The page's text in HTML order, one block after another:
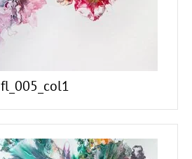
fl_005_col1